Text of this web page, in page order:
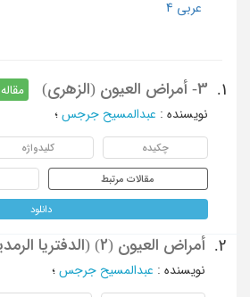
عربی 4
1. 3- أمراض العیون (الزهری)
مقاله
نویسنده : عبدالمسیح جرجس ؛
چکیده کلیدواژه
مقالات مرتبط
دانلود
2. أمراض العیون (2) (الدفتریا الرمدیة)
نویسنده : عبدالمسیح جرجس ؛